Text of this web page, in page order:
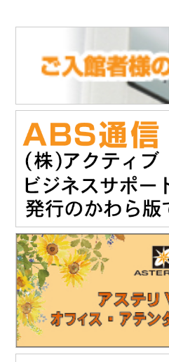
「株式会社NDTアドヴァンス」様
タブレット感覚でタッチ操作 & 業
レイ探傷器『EddyViewⅡ』の販売
https://www.ndtadvance.com/info/
「株式会社テイコク」様のお知ら
「建設技術フェア2025 in 中部」
開催日時：12月4日（木）10時～17
12月5日（金）10時～16時
会場：ポートメッセなごや 第3展
主催：建設技術フェアin中部運営委
詳細は建設技術フェア2025 in 中
https://www.kgf-chubu.com
https://www.teikoku-eng.co.jp
「株式会社NDTアドヴァンス」様
精密超音波厚さ計『PM5 Gen3』
https://www.ndtadvance.com/info/
2025.8.25
「株式会社テイコク」様のお知ら
独立行政法人水資源機構木曽川上
表彰と優秀技術者表彰を授与され
https://www.teikoku-eng.co.jp/
2025.7.18